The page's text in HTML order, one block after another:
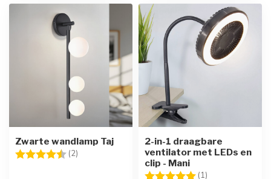
Zwarte wandlamp Taj
Beoordeling: (2)
2-in-1 draagbare
ventilator met LEDs en
clip - Mani
Beoordeling: (1)